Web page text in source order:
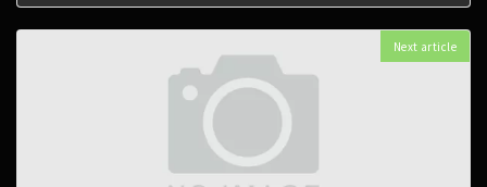
Next article